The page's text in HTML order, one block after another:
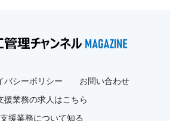
バシーポリシー
お問い合わせ
援業務の求人はこちら
援業務について知る